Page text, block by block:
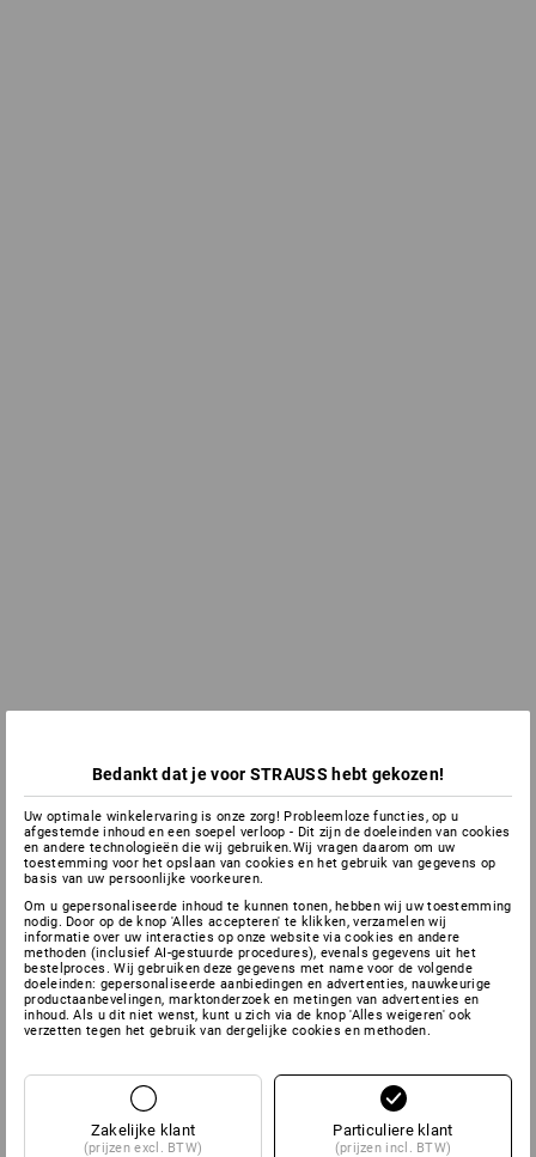
Bedankt dat je voor STRAUSS hebt gekozen!
Uw optimale winkelervaring is onze zorg! Probleemloze functies, op u
afgestemde inhoud en een soepel verloop - Dit zijn de doeleinden van cookies
en andere technologieën die wij gebruiken.Wij vragen daarom om uw
toestemming voor het opslaan van cookies en het gebruik van gegevens op
basis van uw persoonlijke voorkeuren.
Om u gepersonaliseerde inhoud te kunnen tonen, hebben wij uw toestemming
nodig. Door op de knop 'Alles accepteren' te klikken, verzamelen wij
informatie over uw interacties op onze website via cookies en andere
methoden (inclusief AI-gestuurde procedures), evenals gegevens uit het
bestelproces. Wij gebruiken deze gegevens met name voor de volgende
doeleinden: gepersonaliseerde aanbiedingen en advertenties, nauwkeurige
productaanbevelingen, marktonderzoek en metingen van advertenties en
inhoud. Als u dit niet wenst, kunt u zich via de knop 'Alles weigeren' ook
verzetten tegen het gebruik van dergelijke cookies en methoden.
Zakelijke klant
(prijzen excl. BTW)
Particuliere klant
(prijzen incl. BTW)